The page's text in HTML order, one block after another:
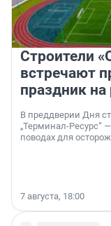
Строители
встречают
праздник на
В преддверии Дня
„Терминал-Ресурс“
поводах для
7 августа, 18:00